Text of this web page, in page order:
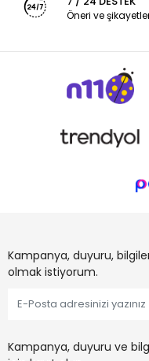
Öneri ve
Kampanya, duyuru,
olmak istiyorum.
Kampanya, duyuru ve